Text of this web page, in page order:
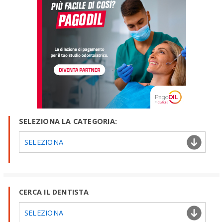
SELEZIONA LA CATEGORIA:
SELEZIONA
CERCA IL DENTISTA
SELEZIONA